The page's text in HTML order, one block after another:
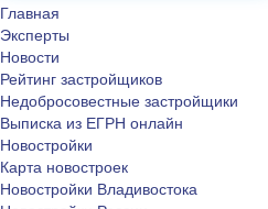
Главная
Эксперты
Новости
Рейтинг застройщиков
Недобросовестные застройщики
Выписка из ЕГРН онлайн
Новостройки
Карта новостроек
Новостройки Владивостока